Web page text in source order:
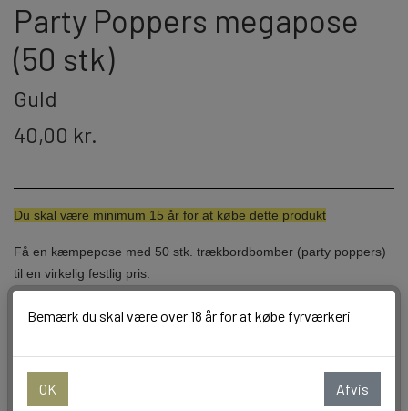
BORDBOMBER & PARTY POPPERS
BALLONER
HATTE & ACCESSORIES
Party Poppers megapose
(50 stk)
Guld
40,00 kr.
Du skal være minimum 15 år for at købe dette produkt
Få en kæmpepose med 50 stk. trækbordbomber (party poppers)
til en virkelig festlig pris.
Farve
Guld
Bemærk du skal være over 18 år for at købe fyrværkeri
OK Afvis